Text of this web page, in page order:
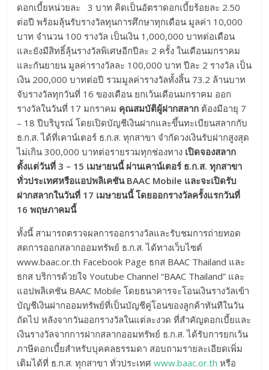
ดอกเบี้ยหน่วยละ 3 บาท คิดเป็นอัตราดอกเบี้ยร้อยละ 2.50
ต่อปี พร้อมลุ้นรับรางวัลทุนการศึกษาทุกเดือน มูลค่า 10,000
บาท จำนวน 100 รางวัล เป็นเงิน 1,000,000 บาทต่อเดือน
และยังมีสิทธิ์ลุ้นรางวัลพิเศษอีกปีละ 2 ครั้ง ในเดือนมกราคม
และกันยายน มูลค่ารางวัลละ 100,000 บาท ปีละ 2 รางวัล เป็น
เงิน 200,000 บาทต่อปี รวมมูลค่ารางวัลทั้งสิ้น 73.2 ล้านบาท
จับรางวัลทุกวันที่ 16 ของเดือน ยกเว้นเดือนมกราคม ออก
รางวัลในวันที่ 17 มกราคม คุณสมบัติผู้ฝากสลาก ต้องมีอายุ 7
– 18 ปีบริบูรณ์ โดยเปิดบัญชีเงินฝากและขึ้นทะเบียนสลากกับ
ธ.ก.ส. ได้ที่เคาน์เตอร์ ธ.ก.ส. ทุกสาขา จำกัดวงเงินรับฝากสูงสุด
ไม่เกิน 300,000 บาทต่อรายรวมทุกช่องทาง เปิดจองสลาก
ตั้งแต่วันที่ 3 – 15 เมษายนนี้ ผ่านเคาน์เตอร์ ธ.ก.ส. ทุกสาขา
ทั่วประเทศหรือแอปพลิเคชัน BAAC Mobile และจะเปิดรับ
ฝากสลากในวันที่ 17 เมษายนนี้ โดยออกรางวัลครั้งแรกวันที่
16 พฤษภาคมนี้
ทั้งนี้ สามารถตรวจผลการออกรางวัลและรับชมการถ่ายทอด
สดการออกสลากออมทรัพย์ ธ.ก.ส. ได้ทางเว็บไซต์
www.baac.or.th Facebook Page ธกส BAAC Thailand และ
ธกส บริการด้วยใจ Youtube Channel “BAAC Thailand” และ
แอปพลิเคชัน BAAC Mobile โดยธนาคารจะโอนเงินรางวัลเข้า
บัญชีเงินฝากออมทรัพย์ที่เป็นบัญชีคู่โอนของลูกค้าทันทีในวัน
ถัดไป หลังจากวันออกรางวัลในแต่ละงวด ที่สำคัญดอกเบี้ยและ
เงินรางวัลจากการฝากสลากออมทรัพย์ ธ.ก.ส. ได้รับการยกเว้น
ภาษีดอกเบี้ยสำหรับบุคคลธรรมดา สอบถามรายละเอียดเพิ่ม
เติมได้ที่ ธ.ก.ส. ทุกสาขา ทั่วประเทศwww.baac.or.th หรือ